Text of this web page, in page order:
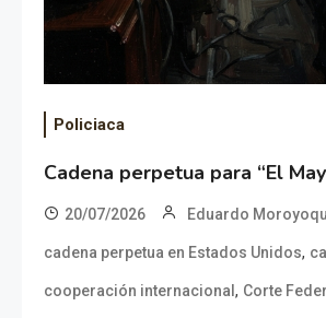
Policiaca
Cadena perpetua para “El
20/07/2026 Eduardo
cadena perpetua en Estados Unidos,
cooperación internacional , Corte